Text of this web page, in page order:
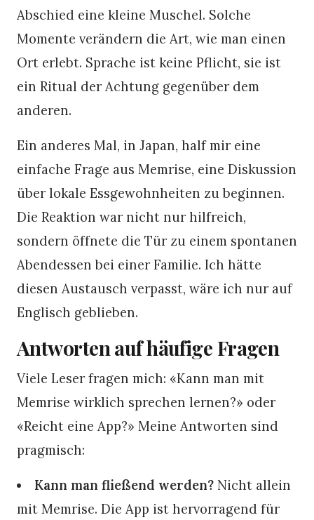
Abschied eine kleine Muschel. Solche
Momente verändern die Art, wie man einen
Ort erlebt. Sprache ist keine Pflicht, sie ist
ein Ritual der Achtung gegenüber dem
anderen.
Ein anderes Mal, in Japan, half mir eine
einfache Frage aus Memrise, eine Diskussion
über lokale Essgewohnheiten zu beginnen.
Die Reaktion war nicht nur hilfreich,
sondern öffnete die Tür zu einem spontanen
Abendessen bei einer Familie. Ich hätte
diesen Austausch verpasst, wäre ich nur auf
Englisch geblieben.
Antworten auf häufige Fragen
Viele Leser fragen mich: «Kann man mit
Memrise wirklich sprechen lernen?» oder
«Reicht eine App?» Meine Antworten sind
pragmisch:
Kann man fließend werden? Nicht allein
mit Memrise. Die App ist hervorragend für